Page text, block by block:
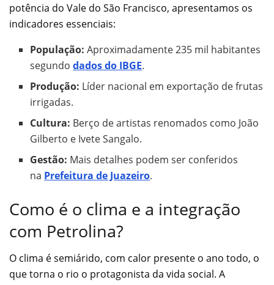
potência do Vale do São Francisco, apresentamos os
indicadores essenciais:
População: Aproximadamente 235 mil habitantes
segundodados do IBGE.
Produção: Líder nacional em exportação de frutas
irrigadas.
Cultura: Berço de artistas renomados como João
Gilberto e Ivete Sangalo.
Gestão: Mais detalhes podem ser conferidos
na Prefeitura de Juazeiro.
Como é o clima e a integração
com Petrolina?
O clima é semiárido, com calor presente o ano todo, o
que torna o rio o protagonista da vida social. A